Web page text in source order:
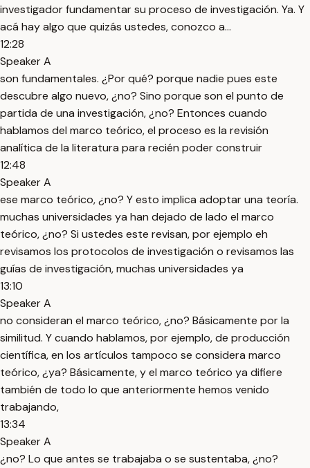
investigador fundamentar su proceso de investigación. Ya. Y
acá hay algo que quizás ustedes, conozco a...
12:28
Speaker A
son fundamentales. ¿Por qué? porque nadie pues este
descubre algo nuevo, ¿no? Sino porque son el punto de
partida de una investigación, ¿no? Entonces cuando
hablamos del marco teórico, el proceso es la revisión
analítica de la literatura para recién poder construir
12:48
Speaker A
ese marco teórico, ¿no? Y esto implica adoptar una teoría.
muchas universidades ya han dejado de lado el marco
teórico, ¿no? Si ustedes este revisan, por ejemplo eh
revisamos los protocolos de investigación o revisamos las
guías de investigación, muchas universidades ya
13:10
Speaker A
no consideran el marco teórico, ¿no? Básicamente por la
similitud. Y cuando hablamos, por ejemplo, de producción
científica, en los artículos tampoco se considera marco
teórico, ¿ya? Básicamente, y el marco teórico ya difiere
también de todo lo que anteriormente hemos venido
trabajando,
13:34
Speaker A
¿no? Lo que antes se trabajaba o se sustentaba, ¿no?